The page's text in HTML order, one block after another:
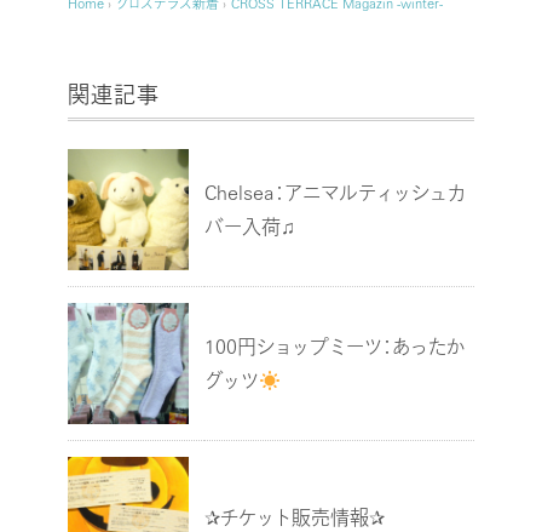
関連記事
Chelsea：アニマルティッシュカ
バー入荷♫
100円ショップミーツ：あったか
グッツ
✰チケット販売情報✰